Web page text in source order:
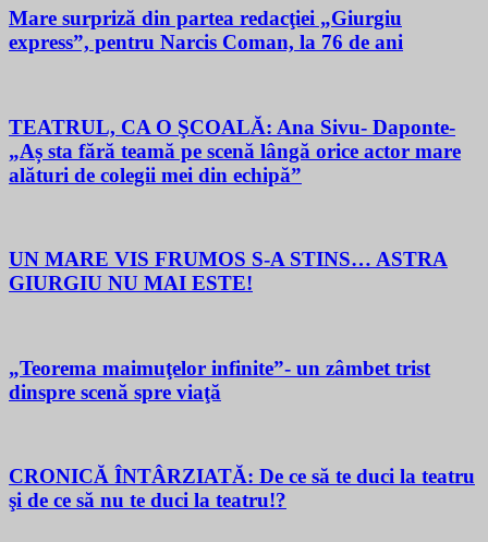
Mare surpriză din partea redacţiei „Giurgiu
express”, pentru Narcis Coman, la 76 de ani
TEATRUL, CA O ŞCOALĂ: Ana Sivu- Daponte-
„Aș sta fără teamă pe scenă lângă orice actor mare
alături de colegii mei din echipă”
UN MARE VIS FRUMOS S-A STINS… ASTRA
GIURGIU NU MAI ESTE!
„Teorema maimuţelor infinite”- un zâmbet trist
dinspre scenă spre viaţă
CRONICĂ ÎNTÂRZIATĂ: De ce să te duci la teatru
şi de ce să nu te duci la teatru!?